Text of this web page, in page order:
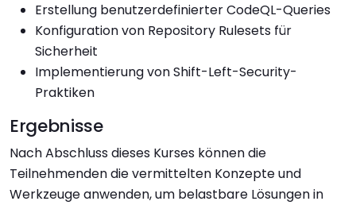
Erstellung benutzerdefinierter CodeQL-Queries
Konfiguration von Repository Rulesets für
Sicherheit
Implementierung von Shift-Left-Security-
Praktiken
Ergebnisse
Nach Abschluss dieses Kurses können die
Teilnehmenden die vermittelten Konzepte und
Werkzeuge anwenden, um belastbare Lösungen in